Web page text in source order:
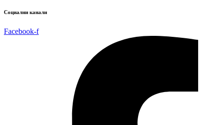
Социални канали
Facebook-f